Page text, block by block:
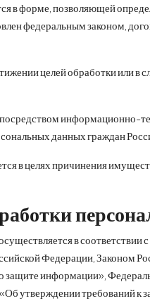
в форме, позволяющей
федеральным законом,
целей обработки или в
информационно-
данных граждан
в целях причинения
в
Федерации,
информации»,
утверждении требований